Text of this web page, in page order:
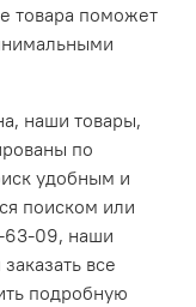
товара поможет
наши товары,
по
удобным и
поиском или
63-09, наши
все
подробную